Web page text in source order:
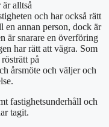
alltså
och har också rätt
en annan person, dock är
är snarare en överföring
har rätt att vägra. Som
på
årsmöte och väljer och
fastighetsunderhåll och
tagit.